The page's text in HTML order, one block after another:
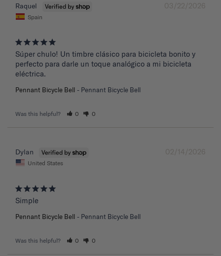
03/22/2026
Raquel
Spain
Súper chulo! Un timbre clásico para bicicleta bonito y
perfecto para darle un toque analógico a mi bicicleta
eléctrica.
Pennant Bicycle Bell Pennant Bicycle Bell
Was this helpful? 0 0
02/14/2026
Dylan
United States
Simple
Pennant Bicycle Bell Pennant Bicycle Bell
Was this helpful? 0 0